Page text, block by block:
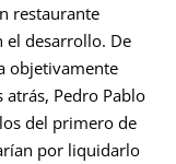
restaurante
el desarrollo. De
objetivamente
atrás, Pedro Pablo
del primero de
por liquidarlo